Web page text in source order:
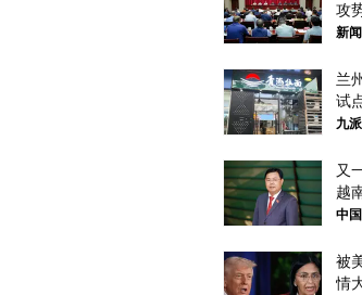
攻
公
新
兰
试
家
九
又
越
中
被
情